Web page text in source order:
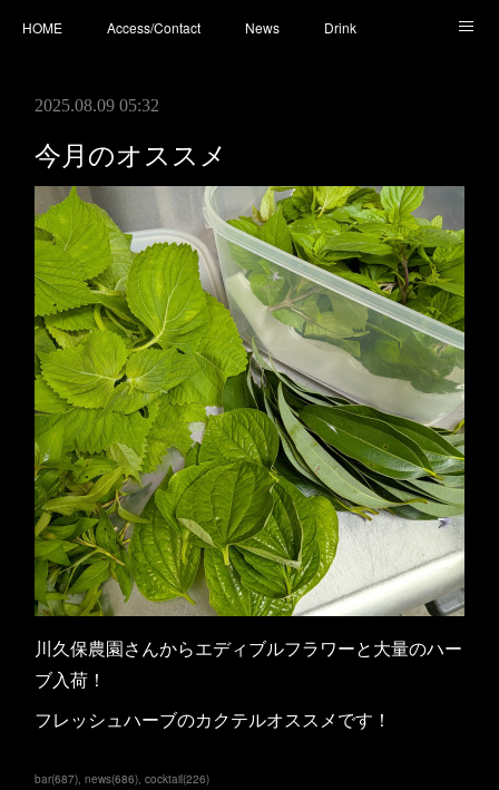
HOME Access/Contact News Drink
2025.08.09 05:32
今月のオススメ
川久保農園さんからエディブルフラワーと大量のハー
ブ入荷！
フレッシュハーブのカクテルオススメです！
bar(687) news(686) cocktail(226)